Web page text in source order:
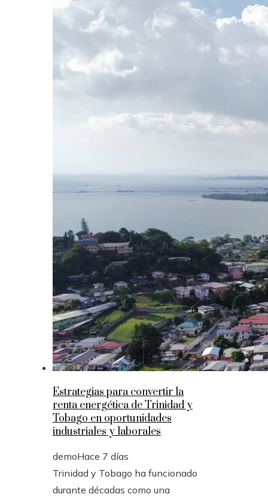
Estrategias para convertir la
renta energética de Trinidad y
Tobago en oportunidades
industriales y laborales
demoHace 7 días
Trinidad y Tobago ha funcionado
durante décadas como una